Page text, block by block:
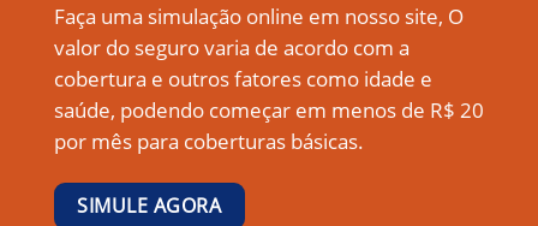
Faça uma simulação online em nosso site, O
valor do seguro varia de acordo com a
cobertura e outros fatores como idade e
saúde, podendo começar em menos de R$ 20
por mês para coberturas básicas.
SIMULE AGORA